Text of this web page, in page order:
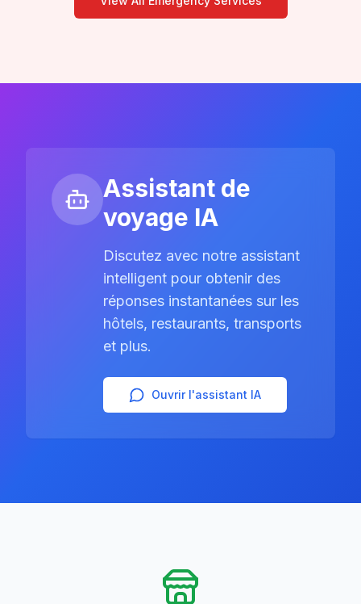
Assistant de
voyage IA
Discutez avec notre assistant
intelligent pour obtenir des
réponses instantanées sur les
hôtels, restaurants, transports
et plus.
Ouvrir l'assistant IA